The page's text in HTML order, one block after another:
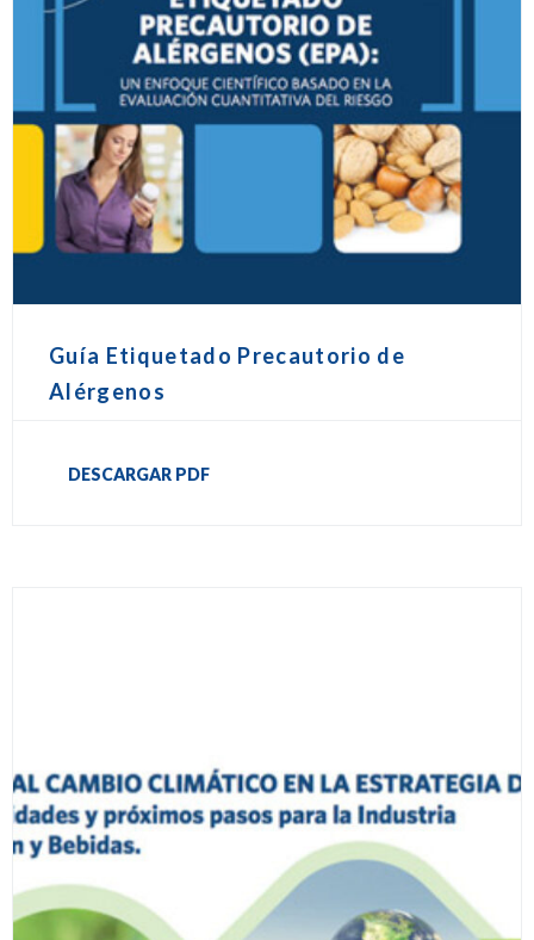
Guía Etiquetado Precautorio de
Alérgenos
DESCARGAR PDF